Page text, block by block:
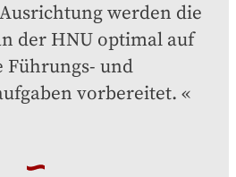
werden die
der HNU optimal auf
Führungs- und
vorbereitet.